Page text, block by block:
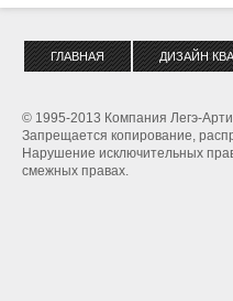
ГЛАВНАЯ ДИЗАЙН
© 1995-2013 Компания Легэ-
Запрещается копирование,
Нарушение исключительных
смежных правах.